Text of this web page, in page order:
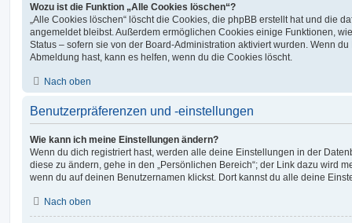
Wozu ist die Funktion „Alle Cookies löschen“?
„Alle Cookies löschen“ löscht die Cookies, die phpBB erstellt hat und die
angemeldet bleibst. Außerdem ermöglichen Cookies einige Funktionen,
Status – sofern sie von der Board-Administration aktiviert wurden. Wenn
Abmeldung hast, kann es helfen, wenn du die Cookies löscht.
Nach oben
Benutzerpräferenzen und -einstellungen
Wie kann ich meine Einstellungen ändern?
Wenn du dich registriert hast, werden alle deine Einstellungen in der
diese zu ändern, gehe in den „Persönlichen Bereich“; der Link dazu wird
wenn du auf deinen Benutzernamen klickst. Dort kannst du alle deine
Nach oben